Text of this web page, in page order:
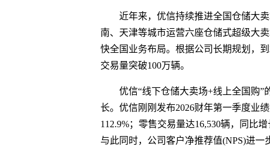
近年来，优信持续推进全国仓储大
南、天津等城市运营六座仓储式超级大
快全国业务布局。根据公司长期规划，
交易量突破100万辆。
优信“线下仓储大卖场+线上全国购
长。优信刚刚发布2026财年第一季度业
112.9%；零售交易量达16,530辆，同比
与此同时，公司客户净推荐值(NPS)进一